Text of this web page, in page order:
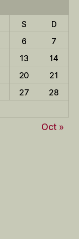
S
D
6
7
13
14
20
21
27
28
Oct »